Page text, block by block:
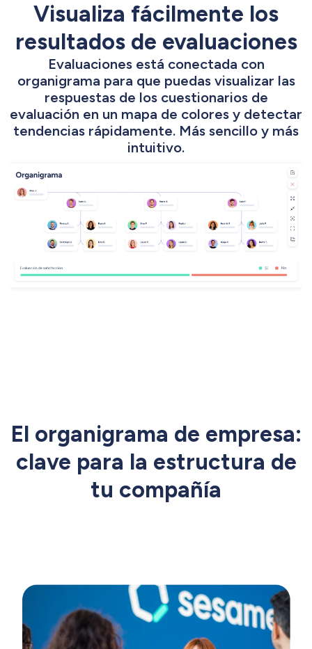
Visualiza fácilmente los
resultados de evaluaciones
Evaluaciones está conectada con
organigrama para que puedas visualizar las
respuestas de los cuestionarios de
evaluación en un mapa de colores y detectar
tendencias rápidamente. Más sencillo y más
intuitivo.
El organigrama de empresa:
clave para la estructura de
tu compañía